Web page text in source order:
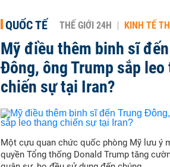
QUỐC TẾ THẾ GIỚI 24H KINH TẾ
Mỹ điều thêm binh sĩ
Đông, ông Trump sắp leo
chiến sự tại Iran?
Một cựu quan chức quốc phòng Mỹ lưu ý
quyền Tổng thống Donald Trump tăng